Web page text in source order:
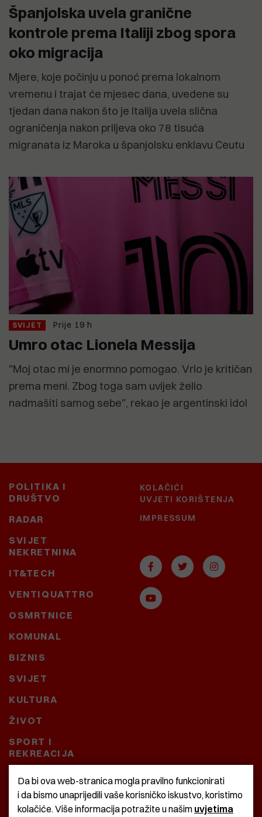
Španjolska uvela granične
kontrole prema Italiji zbog spora
oko migracija
Mjere, koje počinju u ponoć prema lokalnom
vremenu i trajat će mjesec dana, uvedene su
tjedan dana nakon što je Italija uvela slična
ograničenja nakon priljeva oko 78 tisuća
migranata iz Maroka u španjolsku enklavu Ceutu
SVIJET Prije 19 h
Umro otac Lionela Messija
"Moj otac mi je enormno pomogao. Vrlo je kritičan
prema meni. Zbog toga sam uvijek želio
nadmašiti samog sebe", rekao je argentinski idol
POLITIKA I
DRUŠTVO
RADAR
SVIJET
NEKRETNINA
IT&TECH
VENTIQUATTRO
OSMRTNICE
KOMUNAL
BIZNIS
SVIJET
KULTURA
ŽIVOT
SPORT I
REKREACIJA
CRNA KRONIKA
BAŠTARDINI I PRAVI
KOLAČIĆI
UVJETI KORIŠTENJA
IMPRESSUM
Da bi ova web-stranica mogla pravilno funkcionirati
i da bismo unaprijedili vaše korisničko iskustvo, koristimo
kolačiće. Više informacija potražite u našim uvjetima